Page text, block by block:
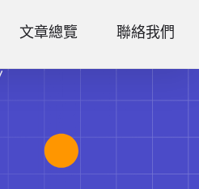
文章總覽 聯絡我們